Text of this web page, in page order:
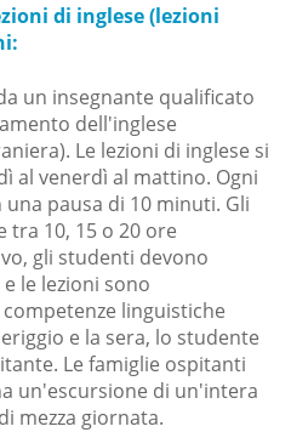
di inglese (lezioni
un insegnante qualificato
dell'inglese
Le lezioni di inglese si
al venerdì al mattino. Ogni
pausa di 10 minuti. Gli
tra 10, 15 o 20 ore
gli studenti devono
le lezioni sono
linguistiche
e la sera, lo studente
Le famiglie ospitanti
un'escursione di un'intera
mezza giornata.